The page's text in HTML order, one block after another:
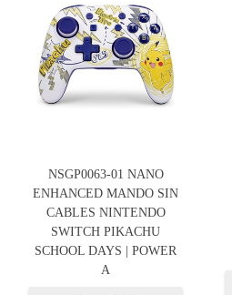
NSGP0063-01 NANO
ENHANCED MANDO SIN
CABLES NINTENDO
SWITCH PIKACHU
SCHOOL DAYS | POWER
A